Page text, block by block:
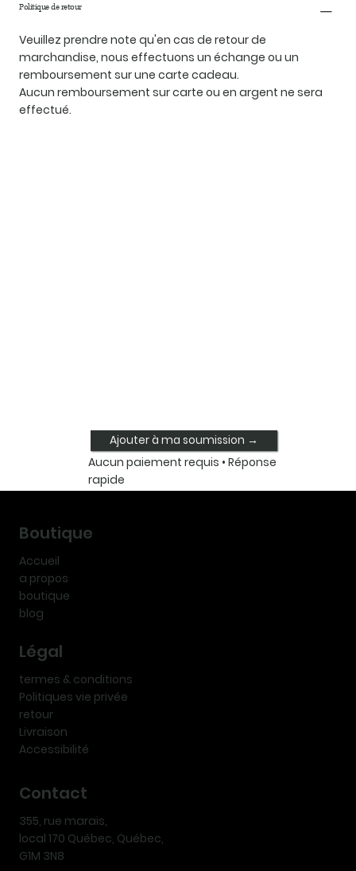
Politique de retour
Veuillez prendre note qu'en cas de retour de
marchandise, nous effectuons un échange ou un
remboursement sur une carte cadeau.
Aucun remboursement sur carte ou en argent ne sera
effectué.
Ajouter à ma soumission →
Aucun paiement requis • Réponse
rapide
Boutique
Accueil
a propos
boutique
blog
Légal
termes & conditions
Politiques vie privée
retour
Livraison
Accessibilité
Contact
355, rue marais,
local 170 Québec, Québec,
G1M 3N8